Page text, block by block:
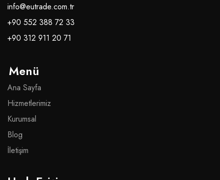
info@eutrade.com.tr
+90 552 388 72 33
+90 312 911 20 71
Menü
Ana Sayfa
Hizmetlerimiz
Kurumsal
Blog
İletişim